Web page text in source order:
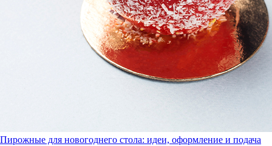
Пирожные для новогоднего стола: идеи, оформление и подача